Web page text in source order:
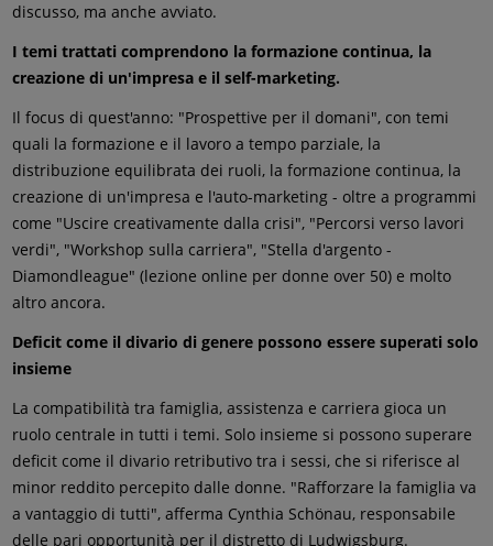
discusso, ma anche avviato.
I temi trattati comprendono la formazione continua, la
creazione di un'impresa e il self-marketing.
Il focus di quest'anno: "Prospettive per il domani", con temi
quali la formazione e il lavoro a tempo parziale, la
distribuzione equilibrata dei ruoli, la formazione continua, la
creazione di un'impresa e l'auto-marketing - oltre a programmi
come "Uscire creativamente dalla crisi", "Percorsi verso lavori
verdi", "Workshop sulla carriera", "Stella d'argento -
Diamondleague" (lezione online per donne over 50) e molto
altro ancora.
Deficit come il divario di genere possono essere superati solo
insieme
La compatibilità tra famiglia, assistenza e carriera gioca un
ruolo centrale in tutti i temi. Solo insieme si possono superare
deficit come il divario retributivo tra i sessi, che si riferisce al
minor reddito percepito dalle donne. "Rafforzare la famiglia va
a vantaggio di tutti", afferma Cynthia Schönau, responsabile
delle pari opportunità per il distretto di Ludwigsburg.